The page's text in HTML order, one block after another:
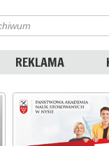
REKLAMA